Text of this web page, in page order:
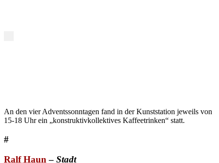
An den vier Adventssonntagen fand in der Kunststation jeweils von
15-18 Uhr ein „konstruktivkollektives Kaffeetrinken“ statt.
#
Ralf Haun – Stadt